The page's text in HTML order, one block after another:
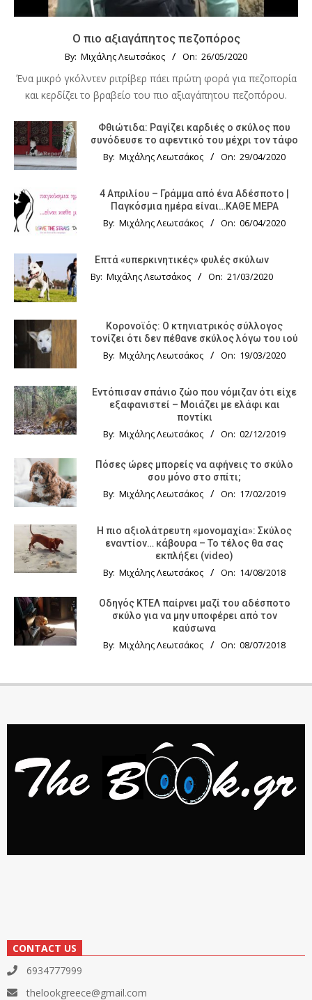
Ο πιο αξιαγάπητος πεζοπόρος
By: Μιχάλης Λεωτσάκος On: 26/05/2020
Ένα μικρό γκόλντεν ριτρίβερ πάει πρώτη φορά για πεζοπορία
και κερδίζει το βραβείο του πιο αξιαγάπητου πεζοπόρου.
Φθιώτιδα: Ραγίζει καρδιές ο σκύλος που
συνόδευσε το αφεντικό του μέχρι τον τάφο
By: Μιχάλης Λεωτσάκος On: 29/04/2020
4 Απριλίου – Γράμμα από ένα Αδέσποτο |
Παγκόσμια ημέρα είναι…ΚΑΘΕ ΜΕΡΑ
By: Μιχάλης Λεωτσάκος On: 06/04/2020
Επτά «υπερκινητικές» φυλές σκύλων
By: Μιχάλης Λεωτσάκος On: 21/03/2020
Κορονοϊός: Ο κτηνιατρικός σύλλογος
τονίζει ότι δεν πέθανε σκύλος λόγω του ιού
By: Μιχάλης Λεωτσάκος On: 19/03/2020
Εντόπισαν σπάνιο ζώο που νόμιζαν ότι είχε
εξαφανιστεί – Μοιάζει με ελάφι και
ποντίκι
By: Μιχάλης Λεωτσάκος On: 02/12/2019
Πόσες ώρες μπορείς να αφήνεις το σκύλο
σου μόνο στο σπίτι;
By: Μιχάλης Λεωτσάκος On: 17/02/2019
Η πιο αξιολάτρευτη «μονομαχία»: Σκύλος
εναντίον… κάβουρα – Το τέλος θα σας
εκπλήξει (video)
By: Μιχάλης Λεωτσάκος On: 14/08/2018
Οδηγός KTΕΛ παίρνει μαζί του αδέσποτο
σκύλο για να μην υποφέρει από τον
καύσωνα
By: Μιχάλης Λεωτσάκος On: 08/07/2018
CONTACT US
6934777999
thelookgreece@gmail.com